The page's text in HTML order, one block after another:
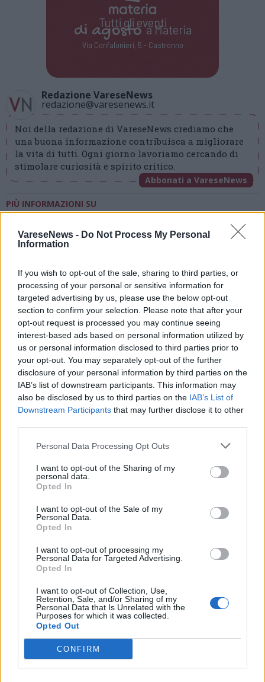
VareseNews - Do Not Process My Personal
Information
If you wish to opt-out of the sale, sharing to third parties, or
processing of your personal or sensitive information for
targeted advertising by us, please use the below opt-out
section to confirm your selection. Please note that after your
opt-out request is processed you may continue seeing
interest-based ads based on personal information utilized by
us or personal information disclosed to third parties prior to
your opt-out. You may separately opt-out of the further
disclosure of your personal information by third parties on the
IAB’s list of downstream participants. This information may
also be disclosed by us to third parties on the IAB’s List of
Downstream Participants that may further disclose it to other
Personal Data Processing Opt Outs
I want to opt-out of the Sharing of my
personal data.
Opted In
I want to opt-out of the Sale of my
Personal Data.
Opted In
I want to opt-out of processing my
Personal Data for Targeted Advertising.
Opted In
I want to opt-out of Collection, Use,
Retention, Sale, and/or Sharing of my
Personal Data that Is Unrelated with the
Purposes for which it was collected.
Opted Out
CONFIRM
Tutti gli eventi
di agostoa Materia
Via Confalonieri, 5 - Castronno
Redazione VareseNews
redazione@varesenews.it
Noi della redazione di VareseNews crediamo che
una buona informazione contribuisca a migliorare
la vita di tutti. Ogni giorno lavoriamo cercando di
stimolare curiosità e spirito critico.
Abbonati a VareseNews
PIÙ INFORMAZIONI SU
BUSTO ARSIZIO/ALTOMILANESE
ADV
ADV
Commenti